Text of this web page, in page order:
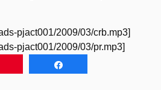
pjact001/2009/03/crb.mp3]
pjact001/2009/03/pr.mp3]